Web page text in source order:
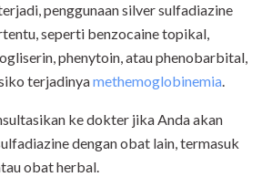
penggunaan silver sulfadiazine
seperti benzocaine topikal,
phenytoin, atau phenobarbital,
terjadinyamethemoglobinemia.
ke dokter jika Anda akan
dengan obat lain, termasuk
obat herbal.